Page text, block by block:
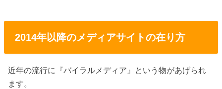
2014年以降のメディアサイトの在り方
近年の流行に『バイラルメディア』という物があげられ
ます。